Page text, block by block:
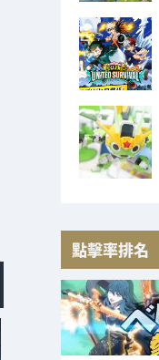
點擊率排名